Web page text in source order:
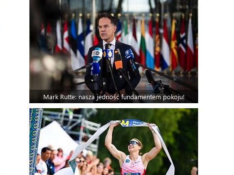
Mark Rutte: nasza jedność fundamentem pokoju!